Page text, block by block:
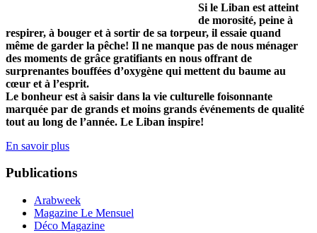
Si le Liban est atteint
de morosité, peine à
respirer, à bouger et à sortir de sa torpeur, il essaie quand
même de garder la pêche! Il ne manque pas de nous ménager
des moments de grâce gratifiants en nous offrant de
surprenantes bouffées d’oxygène qui mettent du baume au
cœur et à l’esprit.
Le bonheur est à saisir dans la vie culturelle foisonnante
marquée par de grands et moins grands événements de qualité
tout au long de l’année. Le Liban inspire!
En savoir plus
Publications
Arabweek
Magazine Le Mensuel
Déco Magazine